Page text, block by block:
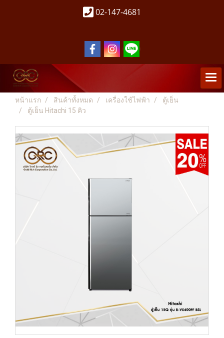
02-147-4681
หน้าแรก สินค้าทั้งหมด เครื่องใช้ไฟฟ้า
ตู้เย็น
ตู้เย็น Hitachi 15 คิว